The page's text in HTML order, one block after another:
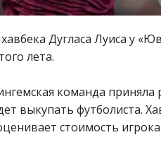
Дугласа Луиса у
лета.
команда
выкупать футболиста.
стоимость